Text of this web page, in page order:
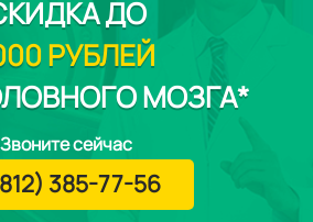
ДО
РУБЛЕЙ
МОЗГА*
Звоните сейчас
385-77-56